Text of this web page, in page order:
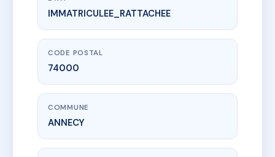
www.vme.plus/AB7139413
PLESSIS GENEVE
112-114 av de geneve (annecy)
IMMATRICULEE_RATTACHEE
CODE POSTAL
74000
COMMUNE
ANNECY